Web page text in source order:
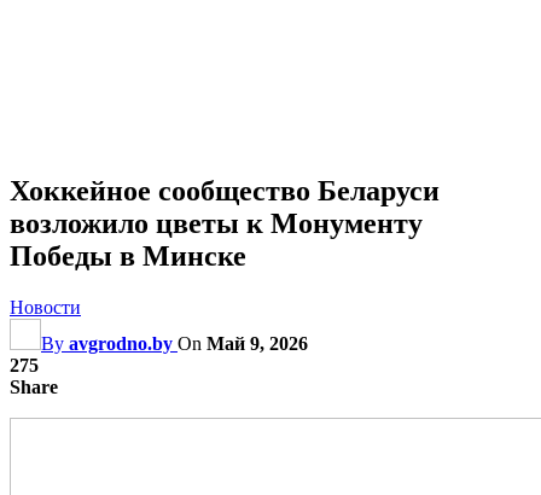
Хоккейное сообщество Беларуси
возложило цветы к Монументу
Победы в Минске
Новости
By avgrodno.by On Май 9, 2026
275
Share